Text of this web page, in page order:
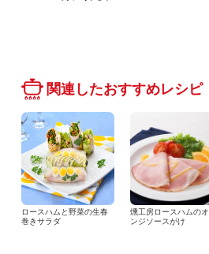
関連したおすすめレシピ
ロースハムと野菜の生春
巻きサラダ
燻工房ロースハムの
ンジソースがけ